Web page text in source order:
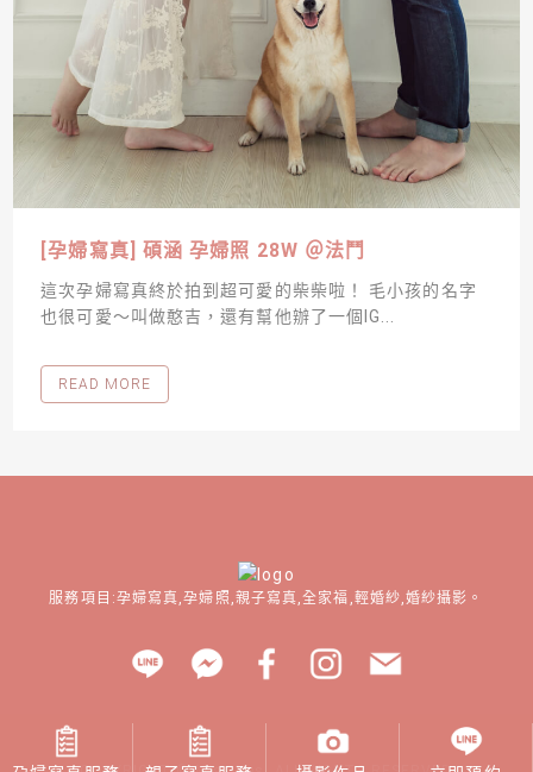
[孕婦寫真] 碩涵 孕婦照 28W ＠法鬥
這次孕婦寫真終於拍到超可愛的柴柴啦！ 毛小孩的名字
也很可愛～叫做憨吉，還有幫他辦了一個IG...
READ MORE
服務項目:孕婦寫真,孕婦照,親子寫真,全家福,輕婚紗,婚紗攝影。